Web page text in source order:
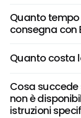
Quanto
consegna con
Quanto costa
Cosa succede
non è
istruzioni